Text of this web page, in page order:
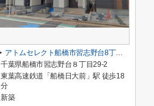
アトムセレクト船橋市習志野台8丁目1905番B号棟
千葉県船橋市習志野台８丁目29-2
東葉高速鉄道「船橋日大前」駅 徒歩18
分
新築